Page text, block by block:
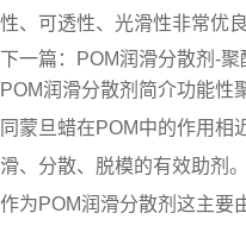
性、可透性、光滑性非常优良
下一篇：
POM润滑分散剂-
POM润滑分散剂简介功能性
同蒙旦蜡在POM中的作用相
滑、分散、脱模的有效助剂
作为POM润滑分散剂这主要